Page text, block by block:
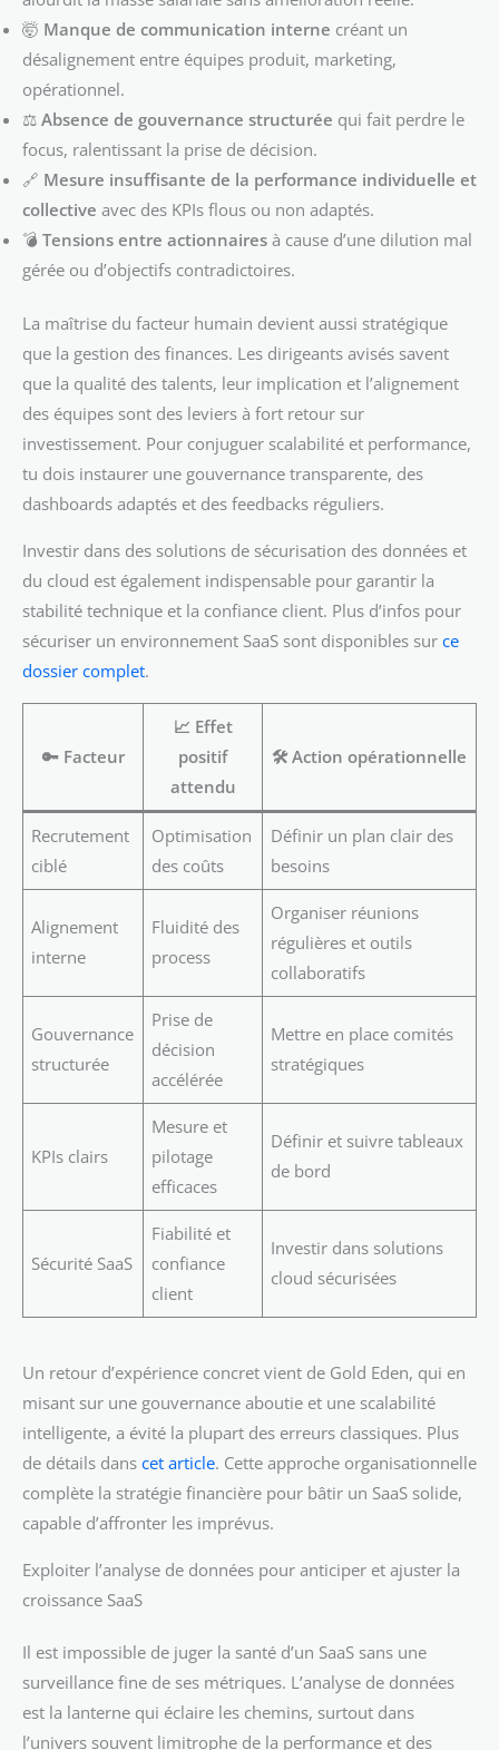
🤯 Manque de communication interne créant un
désalignement entre équipes produit, marketing,
opérationnel.
⚖️ Absence de gouvernance structurée qui fait perdre le
focus, ralentissant la prise de décision.
🔗 Mesure insuffisante de la performance individuelle et
collective avec des KPIs flous ou non adaptés.
💣 Tensions entre actionnaires à cause d’une dilution mal
gérée ou d’objectifs contradictoires.
La maîtrise du facteur humain devient aussi stratégique
que la gestion des finances. Les dirigeants avisés savent
que la qualité des talents, leur implication et l’alignement
des équipes sont des leviers à fort retour sur
investissement. Pour conjuguer scalabilité et performance,
tu dois instaurer une gouvernance transparente, des
dashboards adaptés et des feedbacks réguliers.
Investir dans des solutions de sécurisation des données et
du cloud est également indispensable pour garantir la
stabilité technique et la confiance client. Plus d’infos pour
sécuriser un environnement SaaS sont disponibles sur ce
dossier complet.
🔑 Facteur
📈 Effet
positif
attendu
🛠️Action opérationnelle
Recrutement
ciblé
Optimisation
des coûts
Définir un plan clair des
besoins
Alignement
interne
Fluidité des
process
Organiser réunions
régulières et outils
collaboratifs
Gouvernance
structurée
Prise de
décision
accélérée
Mettre en place comités
stratégiques
KPIs clairs
Mesure et
pilotage
efficaces
Définir et suivre tableaux
de bord
Sécurité SaaS
Fiabilité et
confiance
client
Investir dans solutions
cloud sécurisées
Un retour d’expérience concret vient de Gold Eden, qui en
misant sur une gouvernance aboutie et une scalabilité
intelligente, a évité la plupart des erreurs classiques. Plus
de détails dans cet article. Cette approche organisationnelle
complète la stratégie financière pour bâtir un SaaS solide,
capable d’affronter les imprévus.
Exploiter l’analyse de données pour anticiper et ajuster la
croissance SaaS
Il est impossible de juger la santé d’un SaaS sans une
surveillance fine de ses métriques. L’analyse de données
est la lanterne qui éclaire les chemins, surtout dans
l’univers souvent limitrophe de la performance et des